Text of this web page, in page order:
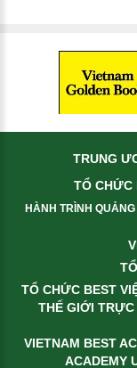
TRUNG
TỔ CHỨC
HÀNH TRÌNH
TỔ CHỨC BEST
THẾ GIỚI
VIETNAM BEST
ACADEMY